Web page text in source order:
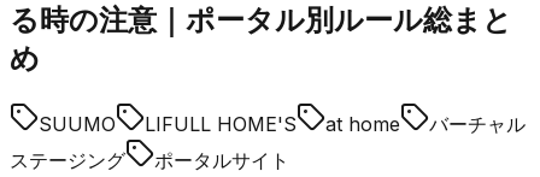
る時の注意｜ポータル別ルール総まと
め
SUUMO LIFULL HOME'S at home
バーチャル
ステージング
ポータルサイト